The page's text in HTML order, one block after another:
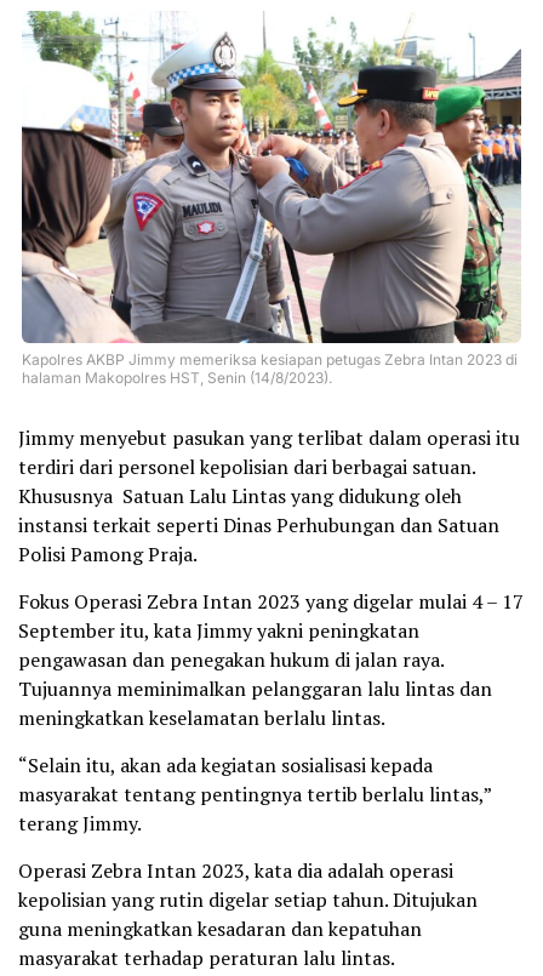
Kapolres AKBP Jimmy memeriksa kesiapan petugas Zebra Intan 2023 di
halaman Makopolres HST, Senin (14/8/2023).
Jimmy menyebut pasukan yang terlibat dalam operasi itu
terdiri dari personel kepolisian dari berbagai satuan.
Khususnya Satuan Lalu Lintas yang didukung oleh
instansi terkait seperti Dinas Perhubungan dan Satuan
Polisi Pamong Praja.
Fokus Operasi Zebra Intan 2023 yang digelar mulai 4 – 17
September itu, kata Jimmy yakni peningkatan
pengawasan dan penegakan hukum di jalan raya.
Tujuannya meminimalkan pelanggaran lalu lintas dan
meningkatkan keselamatan berlalu lintas.
“Selain itu, akan ada kegiatan sosialisasi kepada
masyarakat tentang pentingnya tertib berlalu lintas,”
terang Jimmy.
Operasi Zebra Intan 2023, kata dia adalah operasi
kepolisian yang rutin digelar setiap tahun. Ditujukan
guna meningkatkan kesadaran dan kepatuhan
masyarakat terhadap peraturan lalu lintas.